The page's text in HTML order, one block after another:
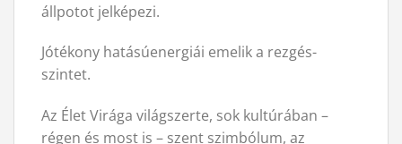
állpotot jelképezi.
Jótékony hatásúenergiái emelik a rezgés-
szintet.
Az Élet Virága világszerte, sok kultúrában –
régen és most is – szent szimbólum, az